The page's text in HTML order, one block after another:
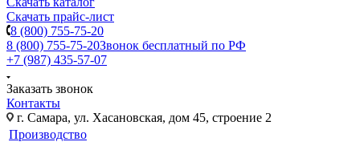
Скачать прайс-лист
8 (800) 755-75-20
8 (800) 755-75-20Звонок бесплатный по РФ
+7 (987) 435-57-07
Заказать звонок
Контакты
г. Самара, ул. Хасановская, дом 45, строение 2
Производство